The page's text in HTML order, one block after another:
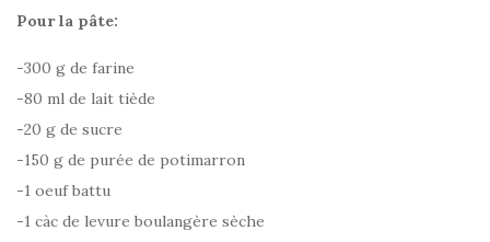
Pour la pâte:
-300 g de farine
-80 ml de lait tiède
-20 g de sucre
-150 g de purée de potimarron
-1 oeuf battu
-1 càc de levure boulangère sèche